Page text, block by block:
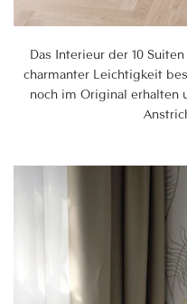
Das Interieur der 10
charmanter Leichtigkeit
noch im Original erhalten